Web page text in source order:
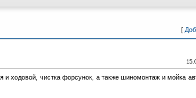
[
и ходовой, чистка форсунок, а также шиномонтаж и мойка